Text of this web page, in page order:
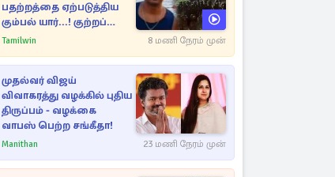
பதற்றத்தை ஏற்படுத்திய
கும்பல் யார்...! குற்றப்
பின்னணி தொடர்பில்
Tamilwin 8 மணி நேரம் முன்
முதல்வர் விஜய்
விவாகரத்து வழக்கில் புதிய
திருப்பம் - வழக்கை
வாபஸ் பெற்ற சங்கீதா!
Manithan 23 மணி நேரம் முன்